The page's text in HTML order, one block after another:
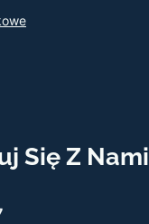
Się Z Nami